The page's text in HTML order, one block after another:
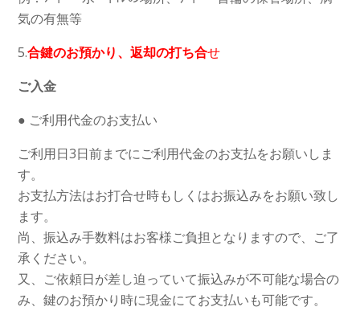
気の有無等
5.合鍵のお預かり、返却の打ち合せ
ご入金
● ご利用代金のお支払い
ご利用日3日前までにご利用代金のお支払をお願いしま
す。
お支払方法はお打合せ時もしくはお振込みをお願い致し
ます。
尚、振込み手数料はお客様ご負担となりますので、ご了
承ください。
又、ご依頼日が差し迫っていて振込みが不可能な場合の
み、鍵のお預かり時に現金にてお支払いも可能です。